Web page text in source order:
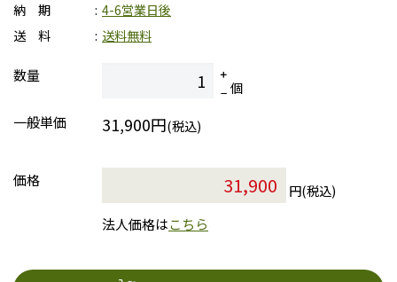
納 期
4-6営業日後
送 料
送料無料
数量
個
一般単価
31,900円(税込)
価格
円(税込)
法人価格はこちら